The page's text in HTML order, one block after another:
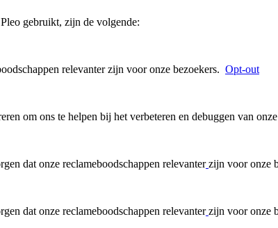
gebruikt, zijn de volgende:
relevanter zijn voor onze bezoekers. Opt-out
om ons te helpen bij het verbeteren en debuggen van
dat onze reclameboodschappen relevanter zijn voor onze
dat onze reclameboodschappen relevanter zijn voor onze